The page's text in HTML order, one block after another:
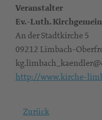
Veranstalter
Ev.-Luth.
An der Stadtkirche 5
09212 Limbach-
http://www.kirche-
Zurück